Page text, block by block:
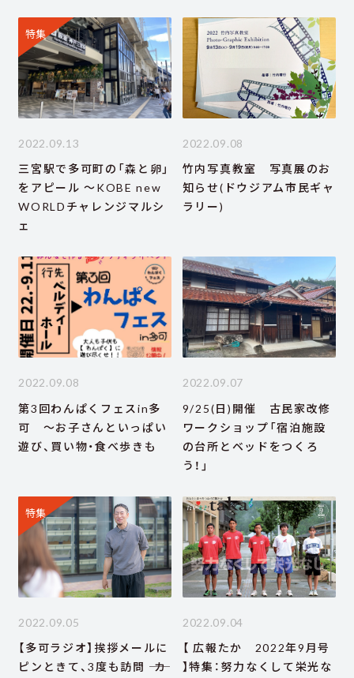
特集
2022.09.13
三宮駅で多可町の「森と卵」
をアピール ～KOBE new
WORLDチャレンジマルシ
ェ
2022.09.08
竹内写真教室 写真展のお
知らせ(ドウジアム市民ギャ
ラリー)
2022.09.08
第3回わんぱくフェスin多
可 ～お子さんといっぱい
遊び、買い物・食べ歩きも
2022.09.07
9/25(日)開催 古民家改修
ワークショップ「宿泊施設
の台所とベッドをつくろ
う！」
特集
2022.09.05
【多可ラジオ】挨拶メールに
ピンときて、3度も訪問 ―― カ
2022.09.04
【 広報たか 2022年9月号
】特集：努力なくして栄光な